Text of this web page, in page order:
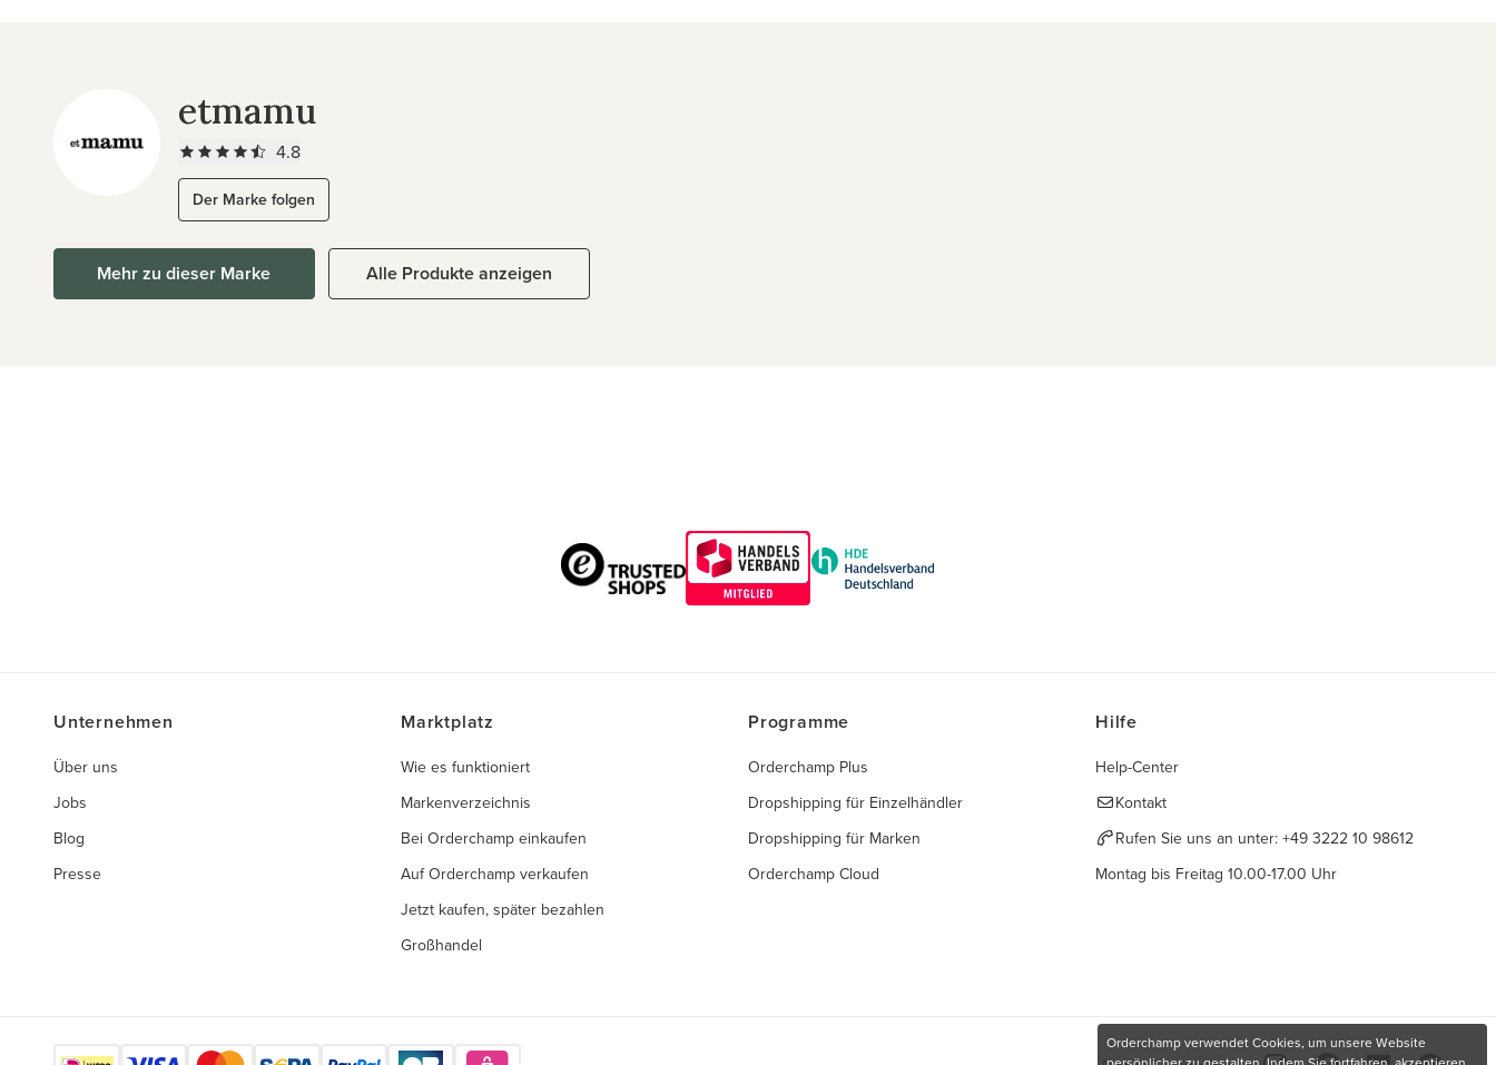
etmamu
4.8
Der Marke folgen
Mehr zu dieser Marke Alle Produkte anzeigen
Unternehmen
Über uns
Jobs
Blog
Presse
Marktplatz
Wie es funktioniert
Markenverzeichnis
Bei Orderchamp einkaufen
Auf Orderchamp verkaufen
Jetzt kaufen, später bezahlen
Großhandel
Programme
Orderchamp Plus
Dropshipping für Einzelhändler
Dropshipping für Marken
Orderchamp Cloud
Hilfe
Help-Center
Kontakt
Rufen Sie uns an unter: +49 3222 10 98612
Montag bis Freitag 10.00-17.00 Uhr
Orderchamp verwendet Cookies, um unsere Website